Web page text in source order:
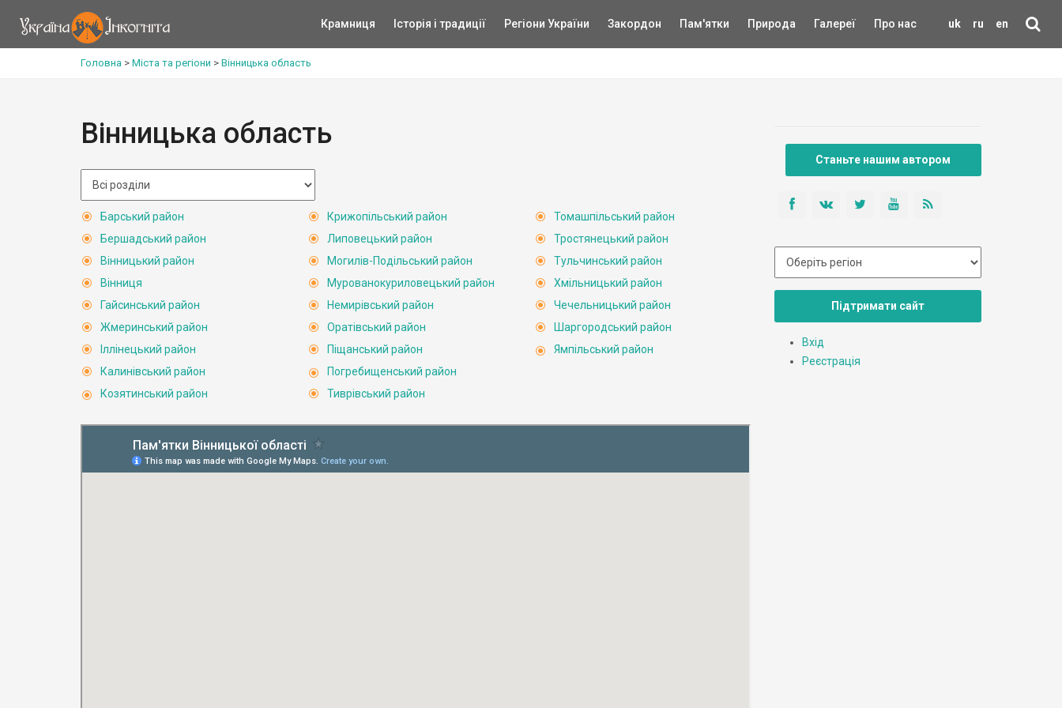
uk ru en
Крамниця Історія і традиції Регіони України Закордон Пам'ятки Природа Галереї Про нас
Головна > Міста та регіони > Вінницька область
Вінницька область
Барський район
Бершадський район
Вінницький район
Вінниця
Гайсинський район
Жмеринський район
Іллінецький район
Калинівський район
Козятинський район
Крижопільський район
Липовецький район
Могилів-Подільський район
Мурованокуриловецький район
Немирівський район
Оратівський район
Піщанський район
Погребищенський район
Тиврівський район
Томашпільський район
Тростянецький район
Тульчинський район
Хмільницький район
Чечельницький район
Шаргородський район
Ямпільський район
Станьте нашим автором
Підтримати сайт
Вхід
Реєстрація